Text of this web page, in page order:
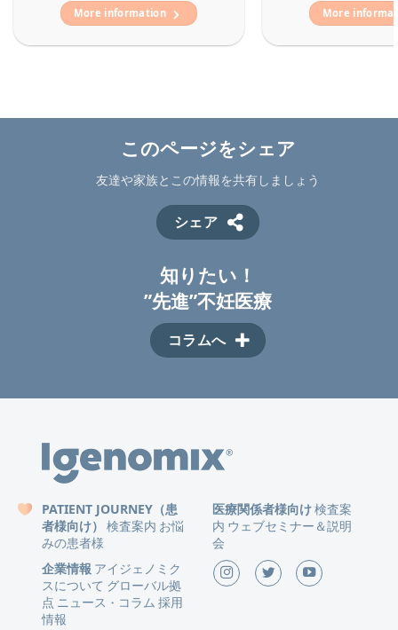
More information More
このページをシェア
友達や家族とこの情報を共有しましょう
シェア
知りたい！
”先進”不妊医療
コラムへ
PATIENT JOURNEY（患
者様向け） 検査案内 お悩
みの患者様
医療関係者様向け検査案
内 ウェブセミナー＆説明
会
企業情報 アイジェノミク
スについて グローバル拠
点 ニュース ・ コラム 採用
情報